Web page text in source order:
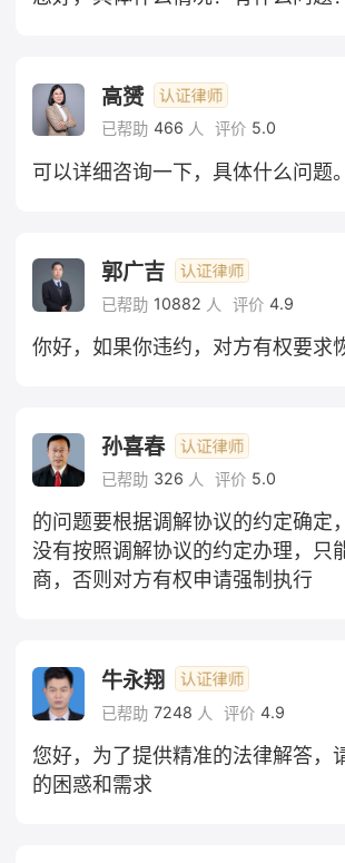
高赟
已帮助 466 人 评价 5.0
可以详细咨询一下，具体什么问题。
郭广吉
已帮助 10882 人 评价 4.9
你好，如果你违约，对方有权要求
孙喜春
已帮助 326 人 评价 5.0
的问题要根据调解协议的约定确定
没有按照调解协议的约定办理，只
商，否则对方有权申请强制执行
牛永翔
已帮助 7248 人 评价 4.9
您好，为了提供精准的法律解答，
的困惑和需求